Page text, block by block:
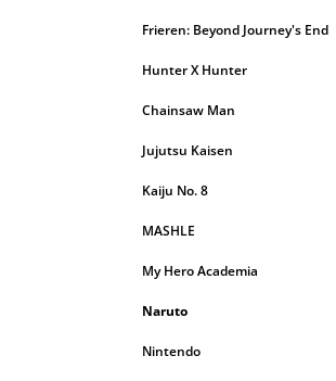
Frieren: Beyond Journey's End
Hunter X Hunter
Chainsaw Man
Jujutsu Kaisen
Kaiju No. 8
MASHLE
My Hero Academia
Naruto
Nintendo